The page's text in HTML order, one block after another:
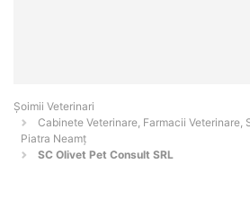
Șoimii Veterinari
Cabinete Veterinare, Farmacii Veterinare,
Piatra Neamţ
SC Olivet Pet Consult SRL